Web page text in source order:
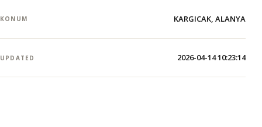
KONUM KARGICAK, ALANYA
UPDATED 2026-04-14 10:23:14